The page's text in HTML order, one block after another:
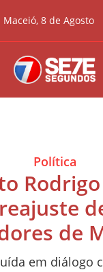
Maceió, 8 de Agosto
Política
de
em diálogo